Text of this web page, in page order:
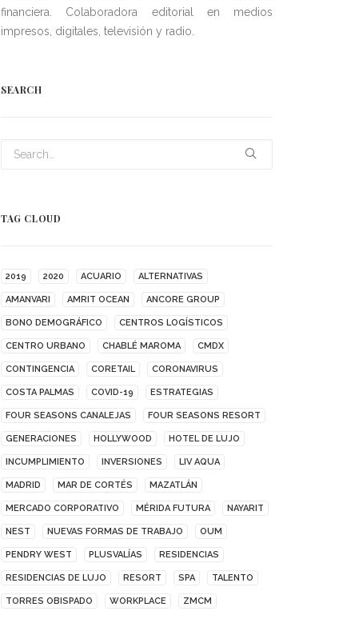
financiera. Colaboradora editorial en medios
impresos, digitales, televisión y radio.
SEARCH
TAG CLOUD
2019 2020 ACUARIO ALTERNATIVAS
AMANVARI AMRIT OCEAN ANCORE GROUP
BONO DEMOGRÁFICO CENTROS LOGÍSTICOS
CENTRO URBANO CHABLÉ MAROMA CMDX
CONTINGENCIA CORETAIL CORONAVIRUS
COSTA PALMAS COVID-19 ESTRATEGIAS
FOUR SEASONS CANALEJAS FOUR SEASONS RESORT
GENERACIONES HOLLYWOOD HOTEL DE LUJO
INCUMPLIMIENTO INVERSIONES LIV AQUA
MADRID MAR DE CORTÉS MAZATLÁN
MERCADO CORPORATIVO MÉRIDA FUTURA NAYARIT
NEST NUEVAS FORMAS DE TRABAJO OUM
PENDRY WEST PLUSVALÍAS RESIDENCIAS
RESIDENCIAS DE LUJO RESORT SPA TALENTO
TORRES OBISPADO WORKPLACE ZMCM